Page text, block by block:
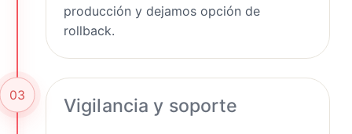
producción y dejamos opción de
rollback.
03 Vigilancia y soporte